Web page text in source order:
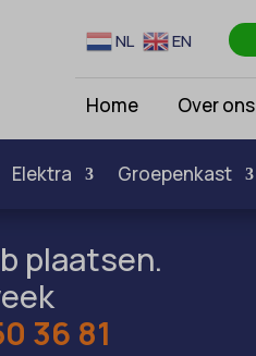
NL EN
Home Over ons
Elektra Groepenkast
plaatsen.
36 81